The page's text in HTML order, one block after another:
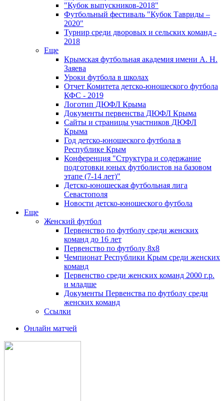
"Кубок выпускников-2018"
Футбольный фестиваль "Кубок Тавриды –
2020"
Турнир среди дворовых и сельских команд -
2018
Еще
Крымская футбольная академия имени А. Н.
Заяева
Уроки футбола в школах
Отчет Комитета детско-юношеского футбола
КФС - 2019
Логотип ДЮФЛ Крыма
Документы первенства ДЮФЛ Крыма
Сайты и страницы участников ДЮФЛ
Крыма
Год детско-юношеского футбола в
Республике Крым
Конференция "Структура и содержание
подготовки юных футболистов на базовом
этапе (7-14 лет)"
Детско-юношеская футбольная лига
Севастополя
Новости детско-юношеского футбола
Еще
Женский футбол
Первенство по футболу среди женских
команд до 16 лет
Первенство по футболу 8х8
Чемпионат Республики Крым среди женских
команд
Первенство среди женских команд 2000 г.р.
и младше
Документы Первенства по футболу среди
женских команд
Ссылки
Онлайн матчей